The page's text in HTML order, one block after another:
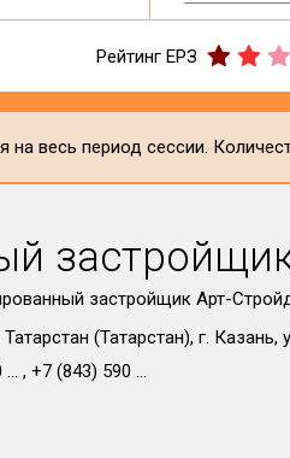
Рейтинг ЕРЗ
весь период сессии.
застройщик Арт-
(Татарстан), г.
, +7 (843) 590 ...